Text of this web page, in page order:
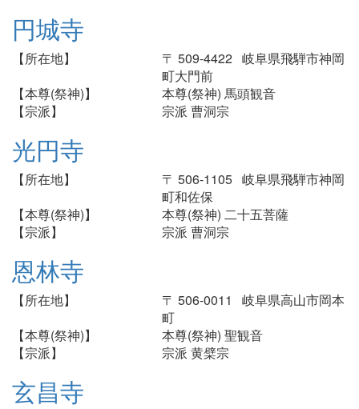
円城寺
【所在地】
〒 509-4422 岐阜県飛騨市神岡
町大門前
【本尊(祭神)】
本尊(祭神) 馬頭観音
【宗派】
宗派 曹洞宗
光円寺
【所在地】
〒 506-1105 岐阜県飛騨市神岡
町和佐保
【本尊(祭神)】
本尊(祭神) 二十五菩薩
【宗派】
宗派 曹洞宗
恩林寺
【所在地】
〒 506-0011 岐阜県高山市岡本
町
【本尊(祭神)】
本尊(祭神) 聖観音
【宗派】
宗派 黄檗宗
玄昌寺